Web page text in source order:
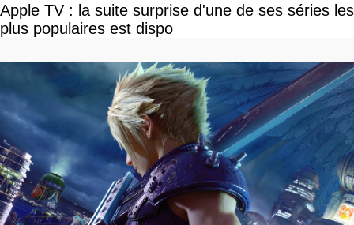
Apple TV : la suite surprise d'une de ses séries les
plus populaires est dispo